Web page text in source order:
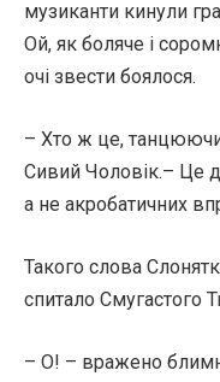
музиканти кинули
Ой, як боляче і
очі звести боялося.
– Хто ж це,
Сивий Чоловік.– Це
а не акробатичних
Такого слова
спитало Смугастого
– О! – вражено